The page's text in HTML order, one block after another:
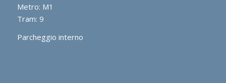
Metro: M1
Tram: 9
Parcheggio interno